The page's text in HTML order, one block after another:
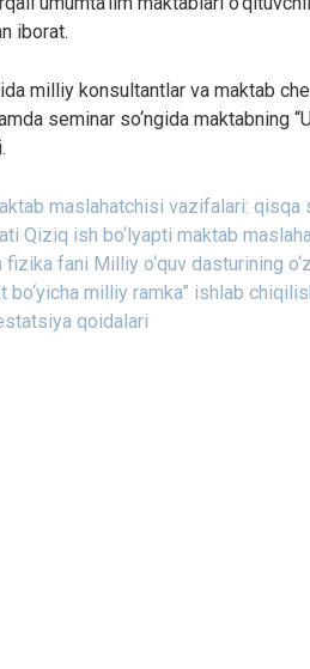
iborat.
milliy konsultantlar va maktab
seminar so‘ngida maktabning
maslahatchisi vazifalari: qisqa
Qiziq ish bo‘lyapti maktab
fani Milliy o‘quv dasturining
bo‘yicha milliy ramka” ishlab
qoidalari